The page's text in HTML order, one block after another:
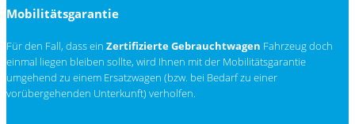
Mobilitätsgarantie
Für den Fall, dass ein Zertifizierte Gebrauchtwagen Fahrzeug doch
einmal liegen bleiben sollte, wird Ihnen mit der Mobilitätsgarantie
umgehend zu einem Ersatzwagen (bzw. bei Bedarf zu einer
vorübergehenden Unterkunft) verholfen.